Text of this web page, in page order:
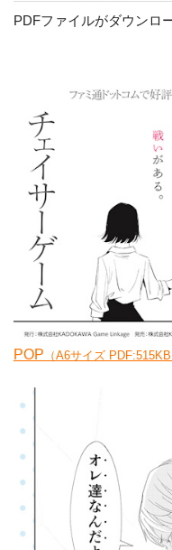
PDFファイルがダウンロ
POP （A6サイズ PDF:515KB